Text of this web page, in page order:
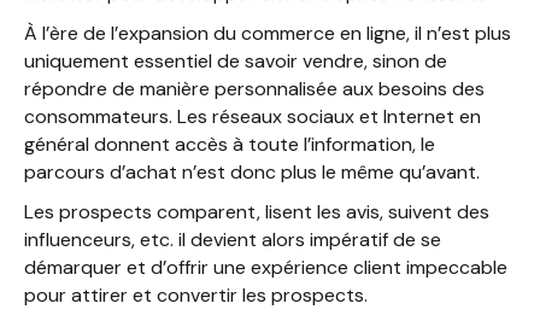
À l’ère de l’expansion du commerce en ligne, il n’est plus
uniquement essentiel de savoir vendre, sinon de
répondre de manière personnalisée aux besoins des
consommateurs. Les réseaux sociaux et Internet en
général donnent accès à toute l’information, le
parcours d’achat n’est donc plus le même qu’avant.
Les prospects comparent, lisent les avis, suivent des
influenceurs, etc. il devient alors impératif de se
démarquer et d’offrir une expérience client impeccable
pour attirer et convertir les prospects.